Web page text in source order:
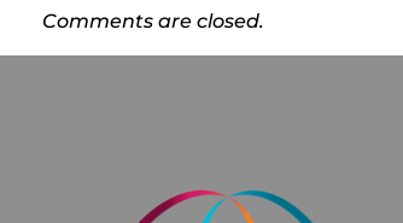
Comments are closed.